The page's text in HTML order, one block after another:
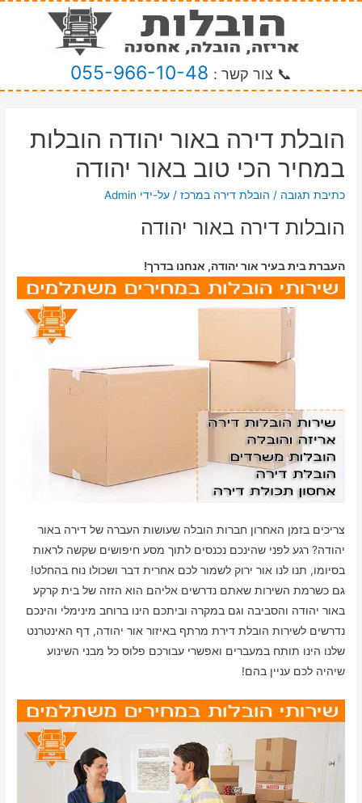
📞 צור קשר : 055-966-10-48
הובלת דירה באור יהודה הובלות
במחיר הכי טוב באור יהודה
כתיבת תגובה / הובלת דירה במרכז / על-ידי Admin
הובלות דירה באור יהודה
העברת בית בעיר אור יהודה, אנחנו בדרך!
צריכים בזמן האחרון חברות הובלה שעושות העברה של דירה באור
יהודה? רגע לפני שהינכם נכנסים לתוך מסע חיפושים שקשה לראות
בסיומו, תנו לנו אור ירוק לשמור לכם אחרית דבר ושכולו נוח בהחלט!
גם כשרמת השירות שאתם נדרשים אליהם הוא הזזה של בית קרקע
באור יהודה והסביבה וגם במקרה וביתכם הינו ברוחב מינימלי והינכם
נדרשים לשירות הובלת דירת מרתף באיזור אור יהודה, דף האינטרנט
שלנו הינו תותח במעברים ואפשרי עבורכם פלוס כל מבני השינוע
שיהיה לכם עניין בהם!